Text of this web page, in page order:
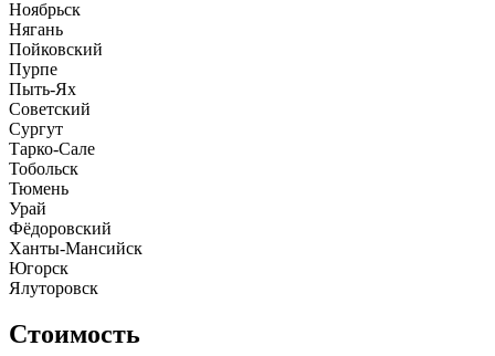
Ноябрьск
Нягань
Пойковский
Пурпе
Пыть-Ях
Советский
Сургут
Тарко-Сале
Тобольск
Тюмень
Урай
Фёдоровский
Ханты-Мансийск
Югорск
Ялуторовск
Стоимость